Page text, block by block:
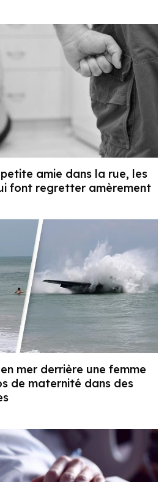
amie dans la rue, les
font regretter amèrement
mer derrière une femme
de maternité dans des